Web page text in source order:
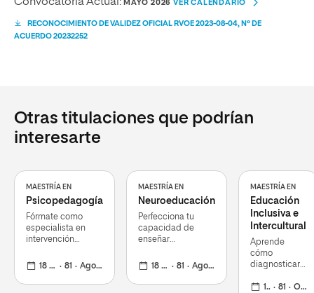
MAYO 2026 VER CALENDARIO
RECONOCIMIENTO DE VALIDEZ OFICIAL RVOE 2023-08-04, Nº DE
ACUERDO 20232252
Otras titulaciones que podrían
interesarte
MAESTRÍA EN
Psicopedagogía
Fórmate como
especialista en
intervención
para todas las
desarrollo humano
18 meses 81 Agosto 2026
MAESTRÍA EN
Neuroeducación
Perfecciona tu
capacidad de
enseñar
neuroeducación
18 meses 81 Agosto 2026
MAESTRÍA EN
Educación
Inclusiva e
Intercultural
Aprende
cómo
diagnosticar,
prevenir y
18 meses 81 Octubre 2026